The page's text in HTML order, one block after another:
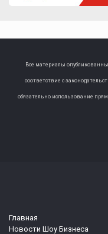
Все материалы
соответствие с
обязательно использование
Главная
Новости Шоу Бизнеса